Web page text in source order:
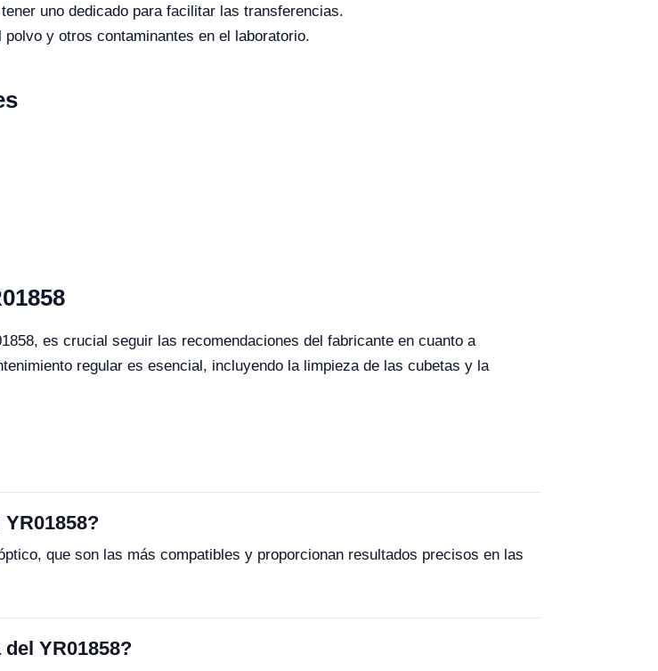
uno dedicado para facilitar las transferencias.
y otros contaminantes en el laboratorio.
es crucial seguir las recomendaciones del fabricante en cuanto a
regular es esencial, incluyendo la limpieza de las cubetas y la
que son las más compatibles y proporcionan resultados precisos en las
YR01858?